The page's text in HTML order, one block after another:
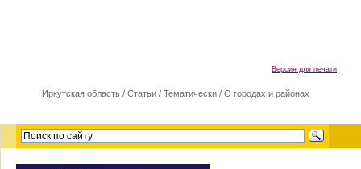
Версия для печати
Иркутская область / Cтатьи / Тематически / О городах и районах